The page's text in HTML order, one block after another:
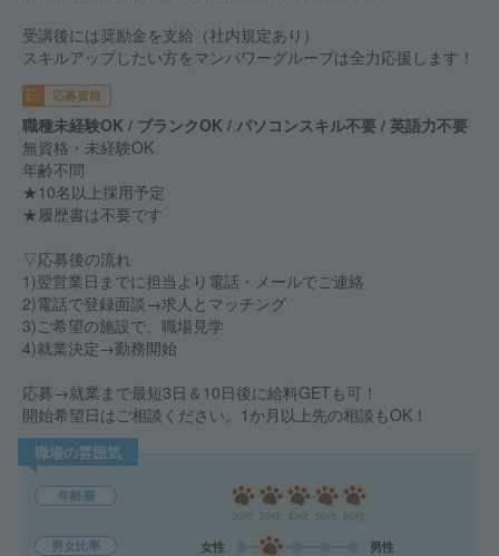
受講後には奨励金を支給（社内規定あり）
スキルアップしたい方をマンパワーグループは全力応援します！
応募資格
職種未経験OK / ブランクOK / パソコンスキル不要 / 英語力不要
無資格・未経験OK
年齢不問
★10名以上採用予定
★履歴書は不要です
▽応募後の流れ
1)翌営業日までに担当より電話・メールでご連絡
2)電話で登録面談→求人とマッチング
3)ご希望の施設で、職場見学
4)就業決定→勤務開始
応募→就業まで最短3日＆10日後に給料GETも可！
開始希望日はご相談ください。1か月以上先の相談もOK！
職場の雰囲気
年齢層
男女比率 女性 男性